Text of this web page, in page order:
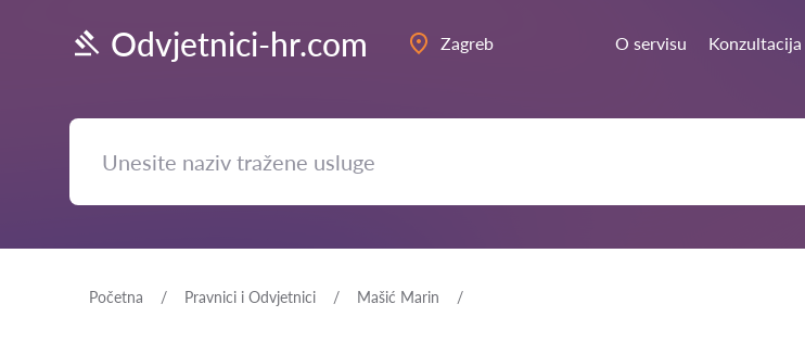
Odvjetnici-hr.com Zagreb O servisu
Početna Pravnici i Odvjetnici Mašić Marin